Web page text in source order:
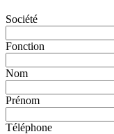
Société
Fonction
Nom
Prénom
Téléphone